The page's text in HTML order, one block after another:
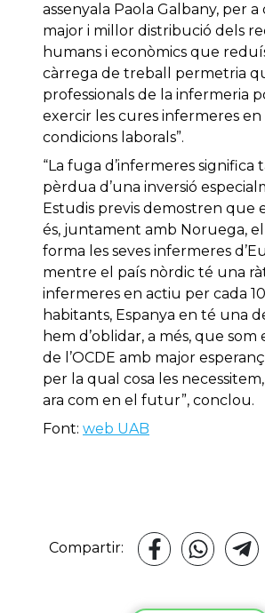
assenyala Paola Galbany, per a
major i millor distribució dels
humans i econòmics que
càrrega de treball permetria
professionals de la infermeria
exercir les cures infermeres
condicions laborals”.
“La fuga d’infermeres significa
pèrdua d’una inversió
Estudis previs demostren que
és, juntament amb Noruega,
forma les seves infermeres
mentre el país nòrdic té una
infermeres en actiu per cada
habitants, Espanya en té una
hem d’oblidar, a més, que som
de l’OCDE amb major
per la qual cosa les
ara com en el futur”, conclou.
Font: web UAB
Compartir: